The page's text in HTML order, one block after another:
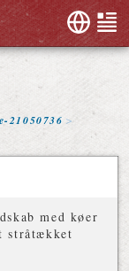
21050736
med køer
stråtækket